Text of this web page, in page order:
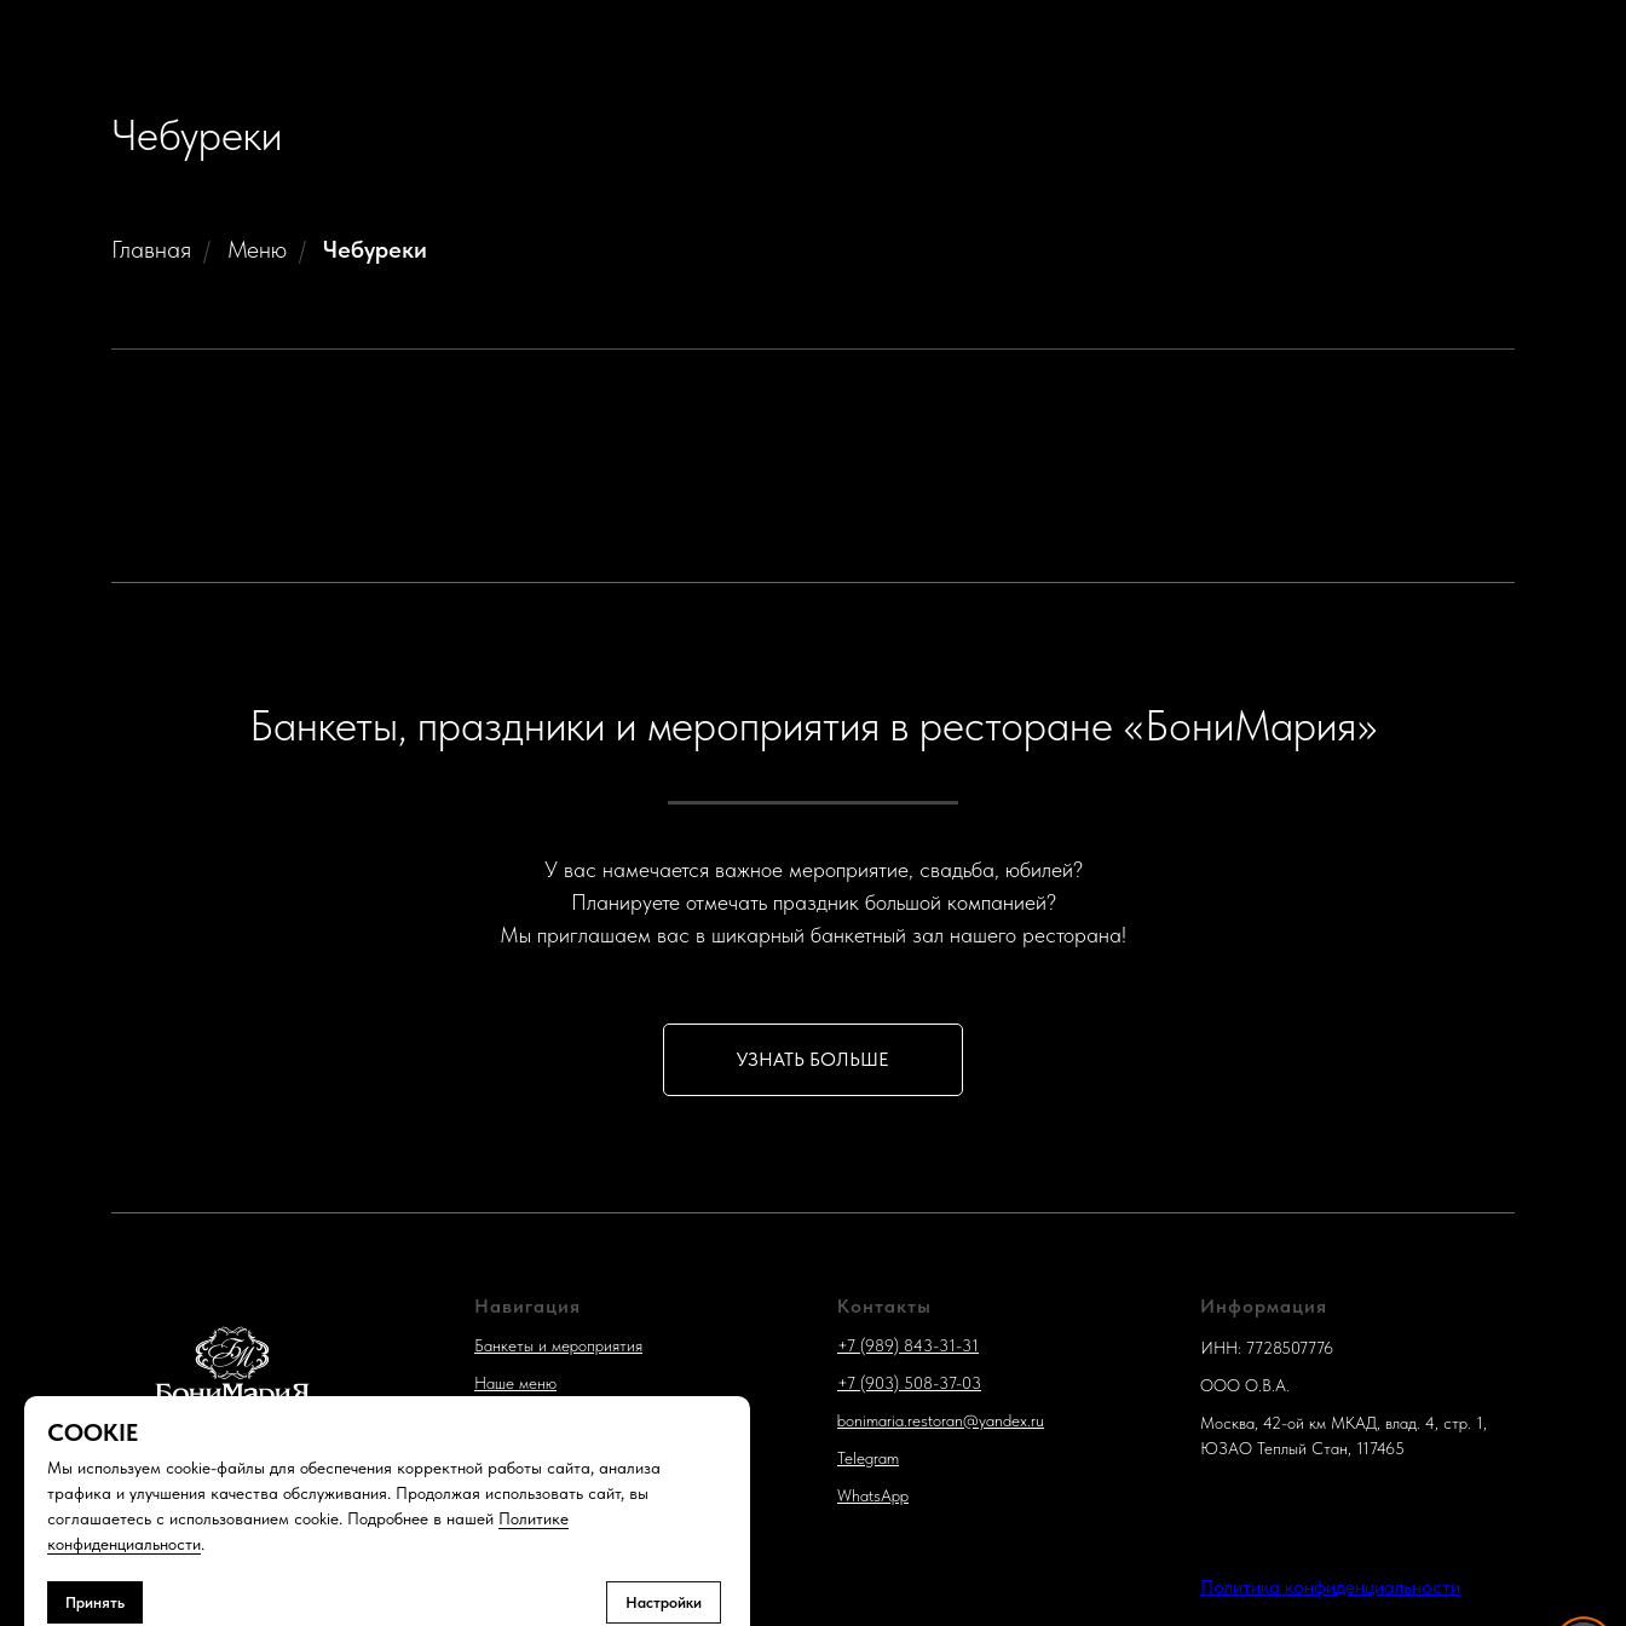
СOOKIE
Мы используем cookie-файлы для обеспечения корректной работы сайта, анализа
трафика и улучшения качества обслуживания. Продолжая использовать сайт, вы
соглашаетесь с использованием cookie. Подробнее в нашей Политике
конфиденциальности.
Принять Настройки
Чебуреки
Главная / Меню / Чебуреки
Банкеты, праздники и мероприятия в ресторане «БониМария»
У вас намечается важное мероприятие, свадьба, юбилей?
Планируете отмечать праздник большой компанией?
Мы приглашаем вас в шикарный банкетный зал нашего ресторана!
УЗНАТЬ БОЛЬШЕ
Навигация
Банкеты и мероприятия
Наше меню
Что говорят о нас
Контакты
+7 (989) 843-31-31
+7 (903) 508-37-03
bonimaria.restoran@yandex.ru
Telegram
WhatsApp
Информация
ИНН: 7728507776
ООО О.В.А.
Москва, 42-ой км МКАД, влад. 4, стр. 1,
ЮЗАО Теплый Стан, 117465
© 2026 «Bonimaria», все права защищены. Политика конфиденциальности